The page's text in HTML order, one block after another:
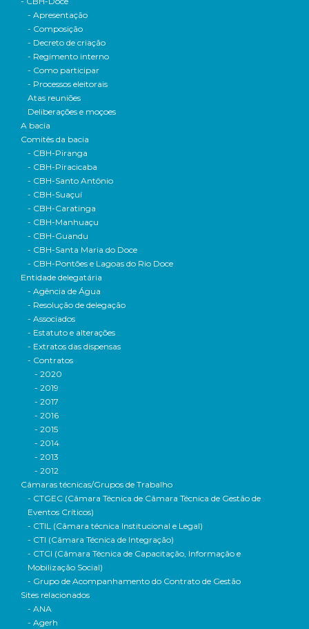
- Apresentação
- Composição
- Decreto de criação
- Regimento interno
- Como participar
- Processos eleitorais
Atas reuniões
Deliberações e moçoes
A bacia
Comitês da bacia
- CBH-Piranga
- CBH-Piracicaba
- CBH-Santo Antônio
- CBH-Suaçuí
- CBH-Caratinga
- CBH-Manhuaçu
- CBH-Guandu
- CBH-Santa Maria do Doce
- CBH-Pontões e Lagoas do Rio Doce
Entidade delegatária
- Agência de Água
- Resolução de delegação
- Associados
- Estatuto e alterações
- Extratos das dispensas
- Contratos
- 2020
- 2019
- 2017
- 2016
- 2015
- 2014
- 2013
- 2012
Câmaras técnicas/Grupos de Trabalho
- CTGEC (Câmara Técnica de Câmara Técnica de Gestão de
Eventos Críticos)
- CTIL (Câmara técnica Institucional e Legal)
- CTI (Câmara Técnica de Integração)
- CTCI (Câmara Técnica de Capacitação, Informação e
Mobilização Social)
- Grupo de Acompanhamento do Contrato de Gestão
Sites relacionados
- ANA
- Agerh